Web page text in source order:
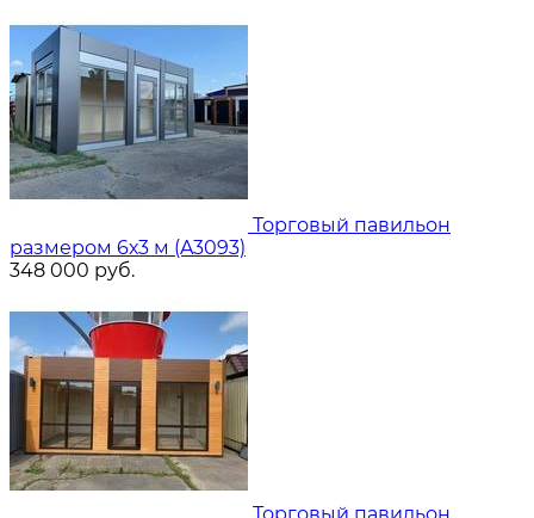
Торговый павильон
размером 6х3 м (A3093)
348 000 руб.
Торговый павильон